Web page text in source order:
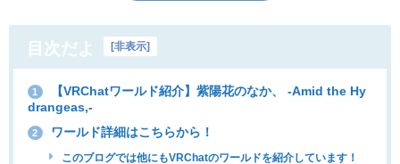
目次だよ 非表示
1
【VRChatワールド紹介】紫陽花のなか、 -Amid the Hy
drangeas‚-
2 ワールド詳細はこちらから！
このブログでは他にもVRChatのワールドを紹介しています！